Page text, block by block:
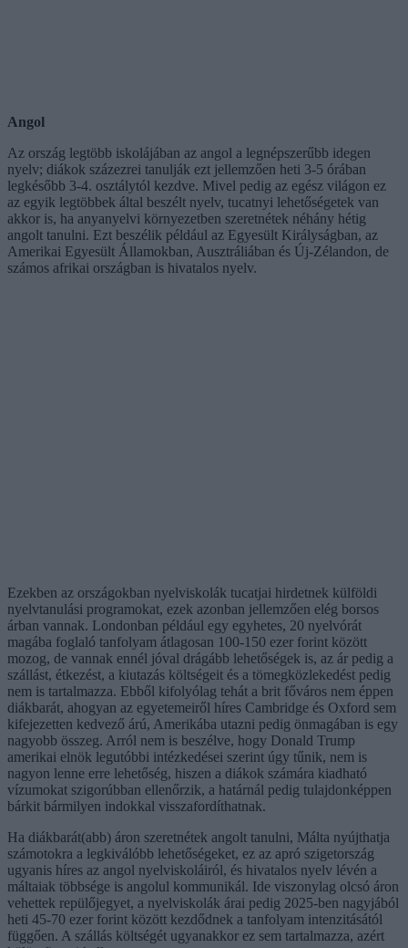
Angol
Az ország legtöbb iskolájában az angol a legnépszerűbb idegen
nyelv; diákok százezrei tanulják ezt jellemzően heti 3-5 órában
legkésőbb 3-4. osztálytól kezdve. Mivel pedig az egész világon ez
az egyik legtöbbek által beszélt nyelv, tucatnyi lehetőségetek van
akkor is, ha anyanyelvi környezetben szeretnétek néhány hétig
angolt tanulni. Ezt beszélik például az Egyesült Királyságban, az
Amerikai Egyesült Államokban, Ausztráliában és Új-Zélandon, de
számos afrikai országban is hivatalos nyelv.
Ezekben az országokban nyelviskolák tucatjai hirdetnek külföldi
nyelvtanulási programokat, ezek azonban jellemzően elég borsos
árban vannak. Londonban például egy egyhetes, 20 nyelvórát
magába foglaló tanfolyam átlagosan 100-150 ezer forint között
mozog, de vannak ennél jóval drágább lehetőségek is, az ár pedig a
szállást, étkezést, a kiutazás költségeit és a tömegközlekedést pedig
nem is tartalmazza. Ebből kifolyólag tehát a brit főváros nem éppen
diákbarát, ahogyan az egyetemeiről híres Cambridge és Oxford sem
kifejezetten kedvező árú, Amerikába utazni pedig önmagában is egy
nagyobb összeg. Arról nem is beszélve, hogy Donald Trump
amerikai elnök legutóbbi intézkedései szerint úgy tűnik, nem is
nagyon lenne erre lehetőség, hiszen a diákok számára kiadható
vízumokat szigorúbban ellenőrzik, a határnál pedig tulajdonképpen
bárkit bármilyen indokkal visszafordíthatnak.
Ha diákbarát(abb) áron szeretnétek angolt tanulni, Málta nyújthatja
számotokra a legkiválóbb lehetőségeket, ez az apró szigetország
ugyanis híres az angol nyelviskoláiról, és hivatalos nyelv lévén a
máltaiak többsége is angolul kommunikál. Ide viszonylag olcsó áron
vehettek repülőjegyet, a nyelviskolák árai pedig 2025-ben nagyjából
heti 45-70 ezer forint között kezdődnek a tanfolyam intenzitásától
függően. A szállás költségét ugyanakkor ez sem tartalmazza, azért